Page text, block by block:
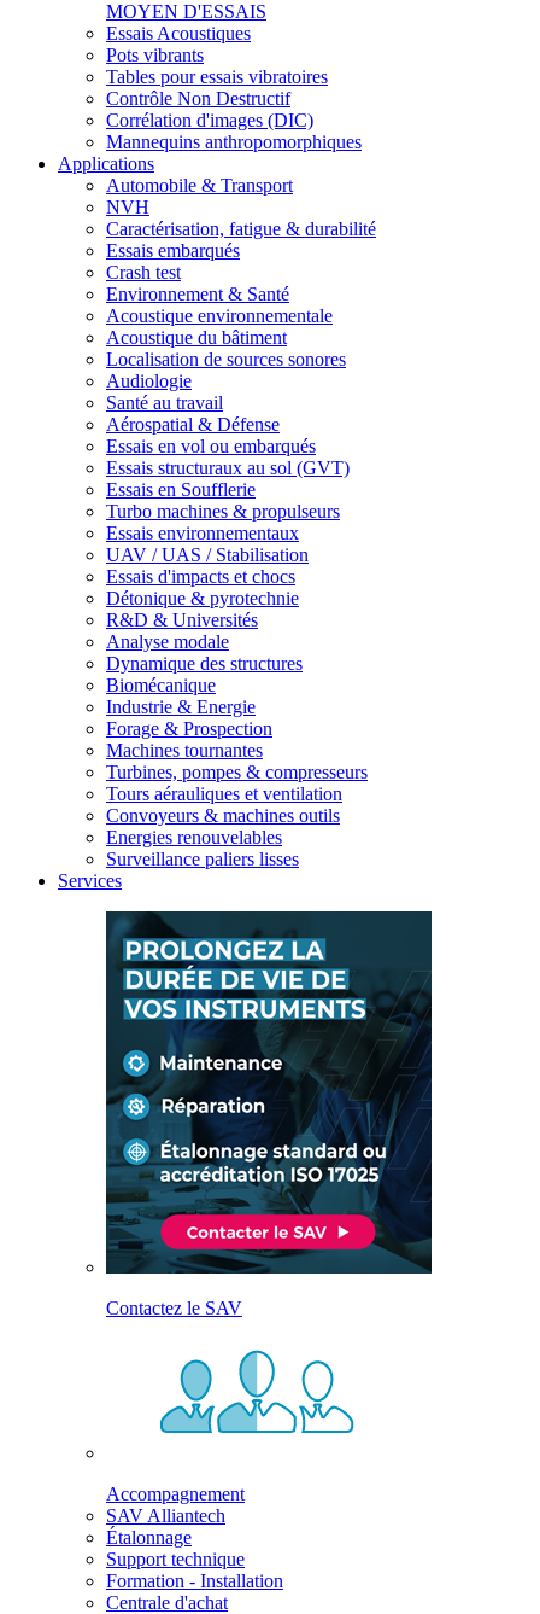
MOYEN D'ESSAIS
Essais Acoustiques
Pots vibrants
Tables pour essais vibratoires
Contrôle Non Destructif
Corrélation d'images (DIC)
Mannequins anthropomorphiques
Applications
Automobile & Transport
NVH
Caractérisation, fatigue & durabilité
Essais embarqués
Crash test
Environnement & Santé
Acoustique environnementale
Acoustique du bâtiment
Localisation de sources sonores
Audiologie
Santé au travail
Aérospatial & Défense
Essais en vol ou embarqués
Essais structuraux au sol (GVT)
Essais en Soufflerie
Turbo machines & propulseurs
Essais environnementaux
UAV / UAS / Stabilisation
Essais d'impacts et chocs
Détonique & pyrotechnie
R&D & Universités
Analyse modale
Dynamique des structures
Biomécanique
Industrie & Energie
Forage & Prospection
Machines tournantes
Turbines, pompes & compresseurs
Tours aérauliques et ventilation
Convoyeurs & machines outils
Energies renouvelables
Surveillance paliers lisses
Services
Contactez le SAV
Accompagnement
SAV Alliantech
Étalonnage
Support technique
Formation - Installation
Centrale d'achat